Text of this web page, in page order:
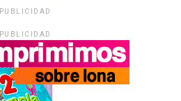
PUBLICIDAD
PUBLICIDAD